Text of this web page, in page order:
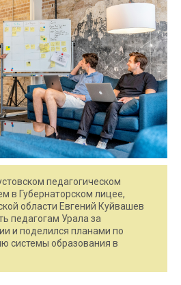
педагогическом
в Губернаторском лицее,
области Евгений Куйвашев
педагогам Урала за
и поделился планами по
системы образования в